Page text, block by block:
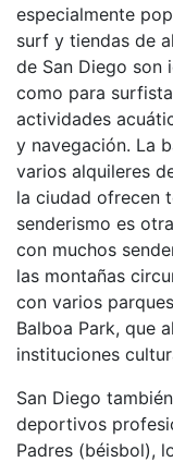
especialmente
surf y tiendas de
de San Diego son
como para
actividades
y navegación. La
varios alquileres
la ciudad ofrecen
senderismo es
con muchos
las montañas
con varios
Balboa Park, que
instituciones
San Diego
deportivos
Padres (béisbol),